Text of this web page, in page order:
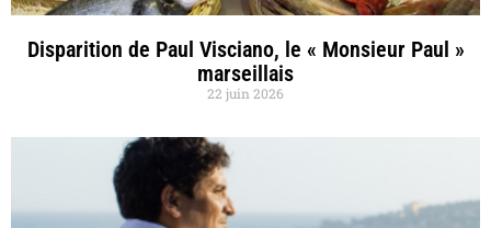
Disparition de Paul Visciano, le « Monsieur Paul »
marseillais
22 juin 2026